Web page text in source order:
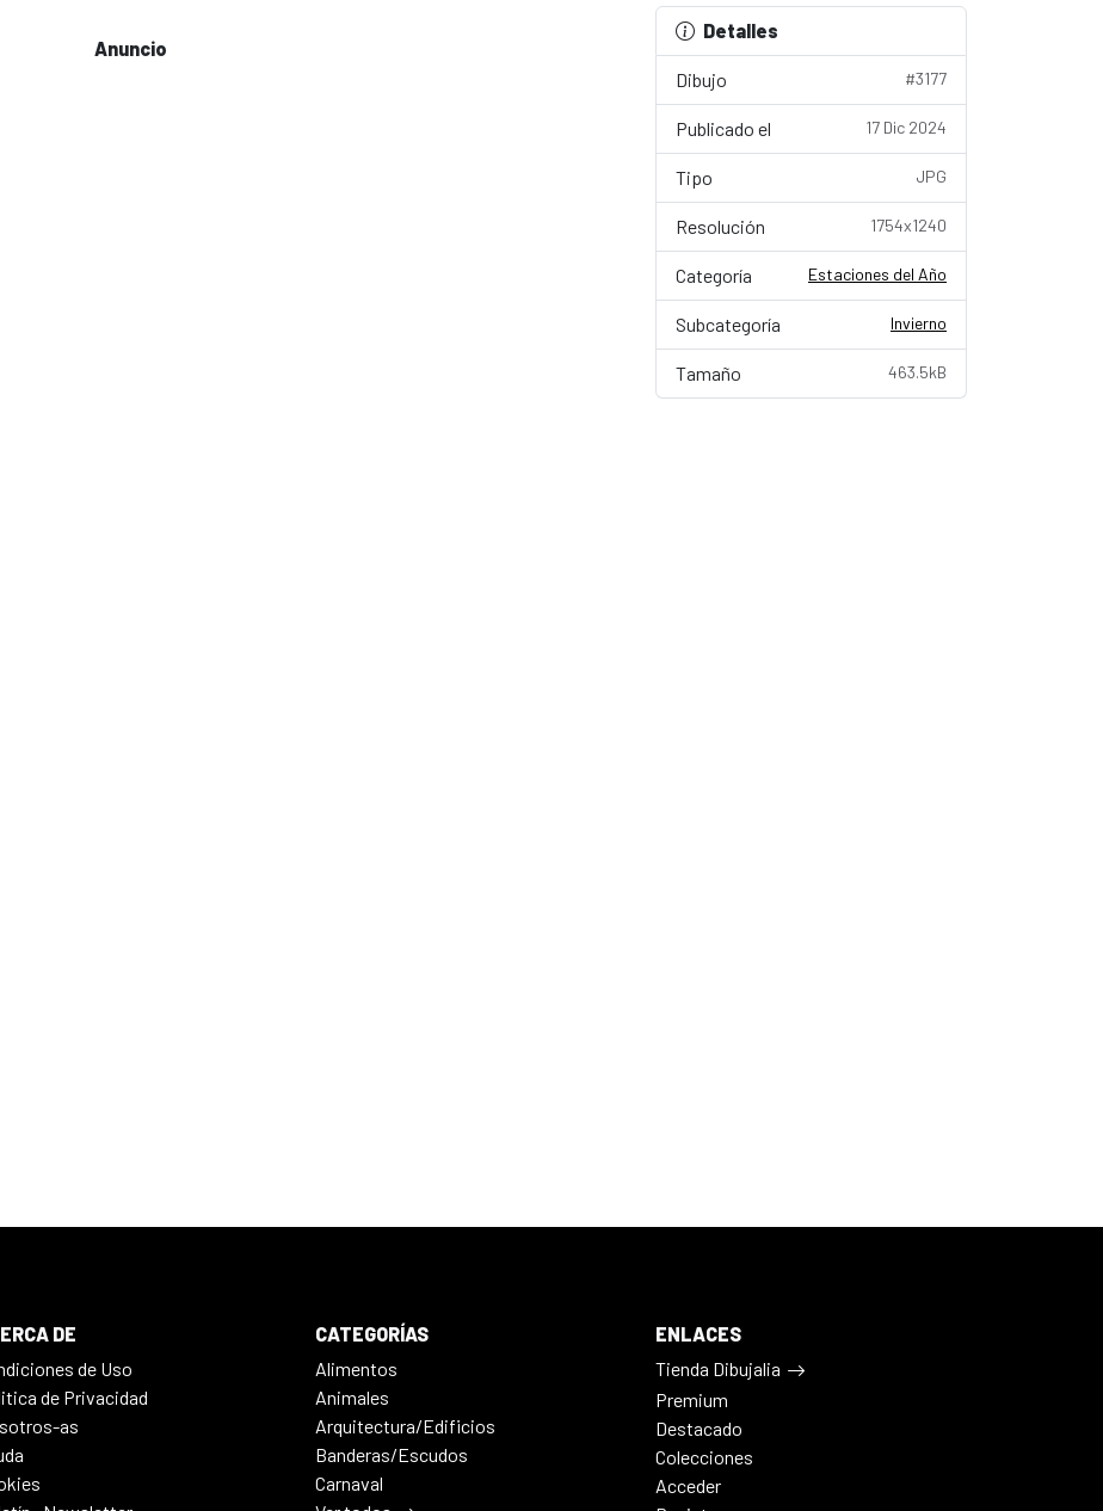
Anuncio
Detalles
Dibujo #3177
Publicado el 17 Dic 2024
Tipo JPG
Resolución 1754x1240
Categoría Estaciones del Año
Subcategoría Invierno
Tamaño 463.5kB
DE
de Uso
de Privacidad
as
CATEGORÍAS
Alimentos
Animales
Arquitectura/Edificios
Banderas/Escudos
Carnaval
ENLACES
Tienda Dibujalia
Premium
Destacado
Colecciones
Acceder